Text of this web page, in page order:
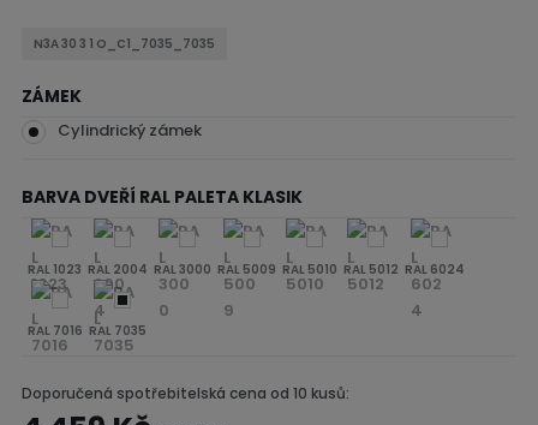
N3A 30 3 1 O_C1_7035_7035
ZÁMEK
Cylindrický zámek
BARVA DVEŘÍ RAL PALETA KLASIK
RAL 1023 RAL 2004 RAL 3000 RAL 5009 RAL 5010 RAL 5012 RAL 6024
RAL 7016 RAL 7035
Doporučená spotřebitelská cena od 10 kusů: